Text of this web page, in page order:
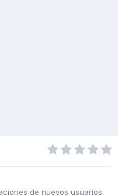
de nuevos usuarios